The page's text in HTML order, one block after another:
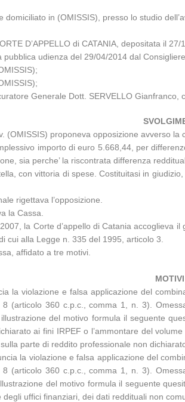
domiciliato in (OMISSIS), presso lo studio
D’APPELLO di CATANIA, depositata il
udienza del 29/04/2014 dal
Generale Dott. SERVELLO Gianfranco,
(OMISSIS) proponeva opposizione avverso
importo di euro 5.668,44, per
sia perche’ la riscontrata differenza
con vittoria di spese. Costituitasi in
rigettava l’opposizione.
la Cassa.
la Corte d’appello di Catania accoglieva
cui alla Legge n. 335 del 1995, articolo 3.
affidato a tre motivi.
la violazione e falsa applicazione del
(articolo 360 c.p.c., comma 1, n. 3).
del motivo formula il seguente
ai fini IRPEF o l’ammontare del
parte di reddito professionale non
la violazione e falsa applicazione del
(articolo 360 c.p.c., comma 1, n. 3).
del motivo formula il seguente
uffici finanziari, dei dati reddituali non